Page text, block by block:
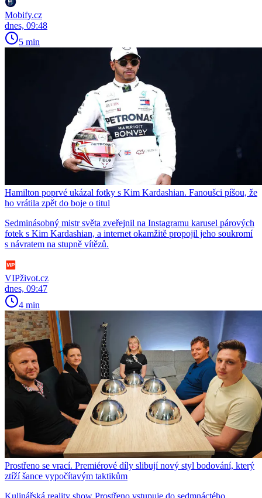
Mobify.cz
dnes, 09:48
5 min
Hamilton poprvé ukázal fotky s Kim Kardashian. Fanoušci píšou, že
ho vrátila zpět do boje o titul
Sedminásobný mistr světa zveřejnil na Instagramu karusel párových
fotek s Kim Kardashian, a internet okamžitě propojil jeho soukromí
s návratem na stupně vítězů.
VIPživot.cz
dnes, 09:47
4 min
Prostřeno se vrací. Premiérové díly slibují nový styl bodování, který
ztíží šance vypočítavým taktikům
Kulinářská reality show Prostřeno vstupuje do sedmnáctého